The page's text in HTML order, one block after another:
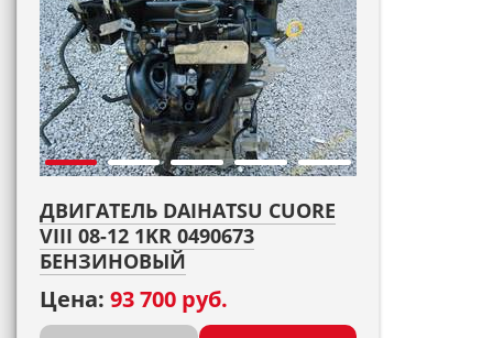
ДВИГАТЕЛЬ DAIHATSU CUORE
VIII 08-12 1KR 0490673
БЕНЗИНОВЫЙ
Цена: 93 700 руб.